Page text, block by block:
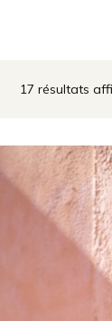
17 résultats